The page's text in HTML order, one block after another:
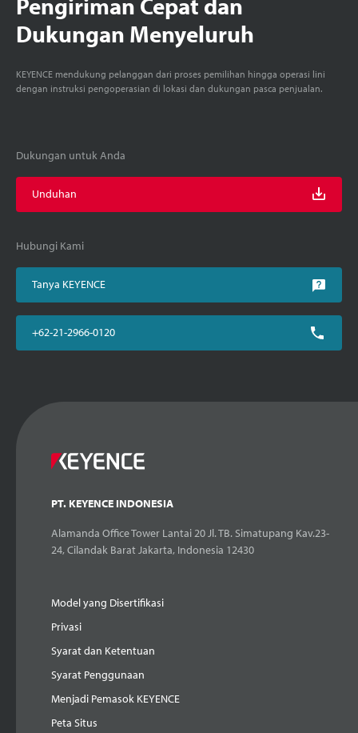
Pengiriman Cepat dan
Dukungan Menyeluruh
KEYENCE mendukung pelanggan dari proses pemilihan hingga operasi lini
dengan instruksi pengoperasian di lokasi dan dukungan pasca penjualan.
Dukungan untuk Anda
Unduhan
Hubungi Kami
Tanya KEYENCE
+62-21-2966-0120
PT. KEYENCE INDONESIA
Alamanda Office Tower Lantai 20 Jl. TB. Simatupang Kav.23-
24, Cilandak Barat Jakarta, Indonesia 12430
Model yang Disertifikasi
Privasi
Syarat dan Ketentuan
Syarat Penggunaan
Menjadi Pemasok KEYENCE
Peta Situs